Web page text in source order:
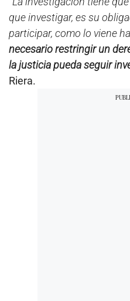
que investigar, es su
participar, como lo viene
necesario restringir un
la justicia pueda seguir
Riera.